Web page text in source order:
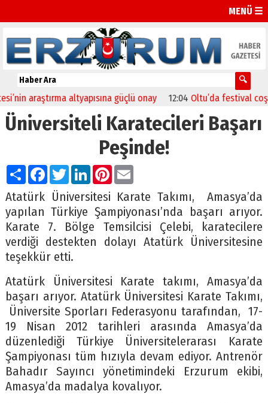
MENÜ ☰
araştırma altyapısına güçlü onay 12:04 Oltu’da festival
Üniversiteli Karatecileri Başarı
Peşinde!
PaylaşFacebook
TwitterLinkedIn
Pinterest
Email
Atatürk Üniversitesi Karate Takımı, Amasya’da
yapılan Türkiye Şampiyonası’nda başarı arıyor.
Karate 7. Bölge Temsilcisi Çelebi, karatecilere
verdiği destekten dolayı Atatürk Üniversitesine
teşekkür etti.
Atatürk Üniversitesi Karate takımı, Amasya’da
başarı arıyor. Atatürk Üniversitesi Karate Takımı,
Üniversite Sporları Federasyonu tarafından, 17-
19 Nisan 2012 tarihleri arasında Amasya’da
düzenlediği Türkiye Üniversitelerarası Karate
Şampiyonası tüm hızıyla devam ediyor. Antrenör
Bahadır Sayıncı yönetimindeki Erzurum ekibi,
Amasya’da madalya kovalıyor.